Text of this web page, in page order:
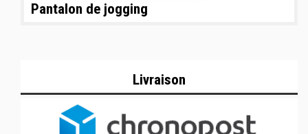
Pantalon de jogging
Livraison